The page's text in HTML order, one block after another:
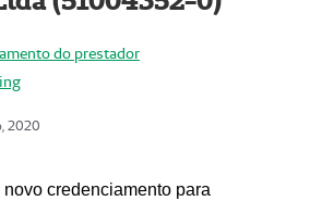
do prestador
2020
novo credenciamento para